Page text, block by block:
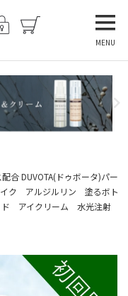
MENU
合 DUVOTA(ドゥボータ)パー
イク アルジルリン 塗るボト
アイクリーム 水光注射